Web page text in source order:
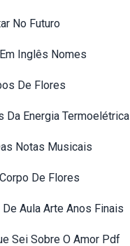
No Futuro
Inglês Nomes
De Flores
Da Energia Termoelétrica
Notas Musicais
De Flores
De Aula Arte Anos Finais
Sei Sobre O Amor Pdf